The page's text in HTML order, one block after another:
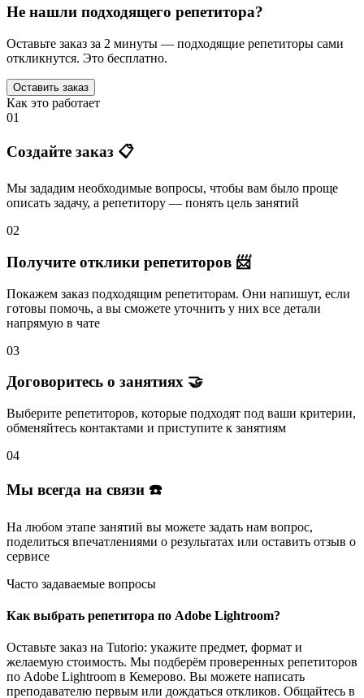
Не нашли подходящего репетитора?
Оставьте заказ за 2 минуты — подходящие репетиторы сами
откликнутся. Это бесплатно.
Оставить заказ
Как это работает
01
Создайте заказ 📋
Мы зададим необходимые вопросы, чтобы вам было проще
описать задачу, а репетитору — понять цель занятий
02
Получите отклики репетиторов 📨
Покажем заказ подходящим репетиторам. Они напишут, если
готовы помочь, а вы сможете уточнить у них все детали
напрямую в чате
03
Договоритесь о занятиях 🤝
Выберите репетиторов, которые подходят под ваши критерии,
обменяйтесь контактами и приступите к занятиям
04
Мы всегда на связи ☎️
На любом этапе занятий вы можете задать нам вопрос,
поделиться впечатлениями о результатах или оставить отзыв о
сервисе
Часто задаваемые вопросы
Как выбрать репетитора по Adobe Lightroom?
Оставьте заказ на Tutorio: укажите предмет, формат и
желаемую стоимость. Мы подберём проверенных репетиторов
по Adobe Lightroom в Кемерово. Вы можете написать
преподавателю первым или дождаться откликов. Общайтесь в